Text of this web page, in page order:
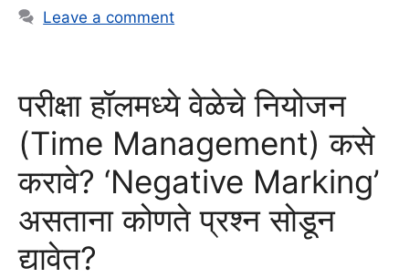
Leave a comment
परीक्षा हॉलमध्ये वेळेचे नियोजन
(Time Management) कसे
करावे? ‘Negative Marking’
असताना कोणते प्रश्न सोडून
द्यावेत?